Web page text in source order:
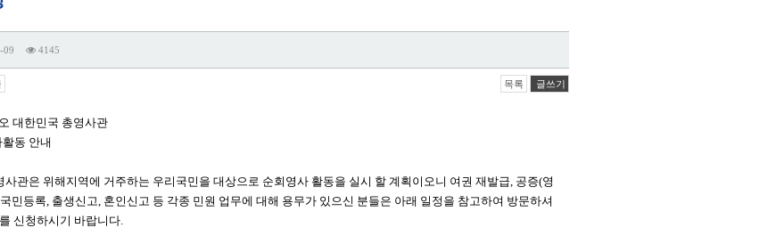
09 4145
목록 글쓰기
대한민국 총영사관
동 안내
사관은 위해지역에 거주하는 우리국민을 대상으로 순회영사 활동을 실시 할 계획이오니 여권 재발급, 공증(영
민등록, 출생신고, 혼인신고 등 각종 민원 업무에 대해 용무가 있으신 분들은 아래 일정을 참고하여 방문하셔
신청하시기 바랍니다.